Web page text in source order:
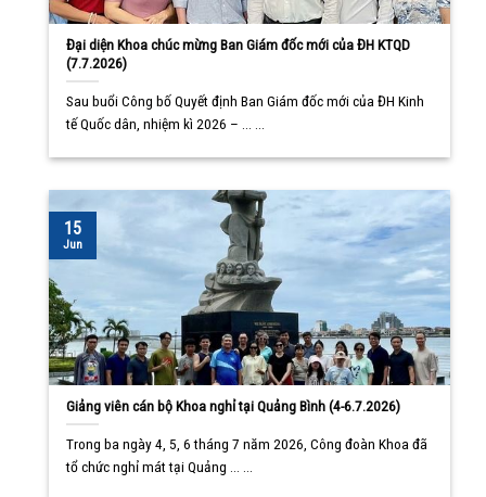
Đại diện Khoa chúc mừng Ban Giám đốc mới của ĐH KTQD
(7.7.2026)
Sau buổi Công bố Quyết định Ban Giám đốc mới của ĐH Kinh
tế Quốc dân, nhiệm kì 2026 – ... ...
Giảng viên cán bộ Khoa nghỉ tại Quảng Bình (4-6.7.2026)
Trong ba ngày 4, 5, 6 tháng 7 năm 2026, Công đoàn Khoa đã
tổ chức nghỉ mát tại Quảng ... ...
15
Jun